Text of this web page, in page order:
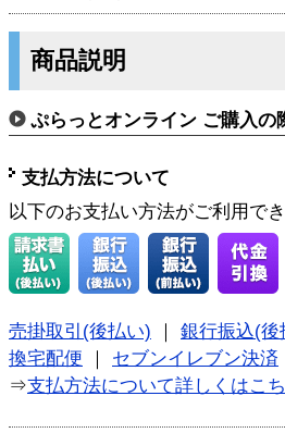
商品説明
ぷらっとオンライン ご購入の
支払方法について
以下のお支払い方法がご利用で
売掛取引(後払い)
銀行振込(後
換宅配便
セブンイレブン決済
⇒支払方法について詳しくはこ